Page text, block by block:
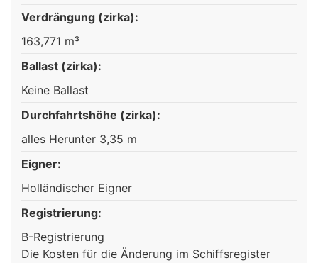
Verdrängung (zirka):
163,771 m³
Ballast (zirka):
Keine Ballast
Durchfahrtshöhe (zirka):
alles Herunter 3,35 m
Eigner:
Holländischer Eigner
Registrierung:
B-Registrierung
Die Kosten für die Änderung im Schiffsregister